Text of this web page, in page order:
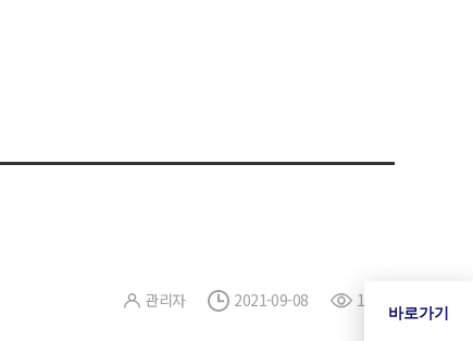
관리자 2021-09-08 12
바로가기